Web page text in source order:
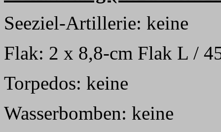
Seeziel-Artillerie: keine
Flak: 2 x 8,8-cm Flak L /
Torpedos: keine
Wasserbomben: keine